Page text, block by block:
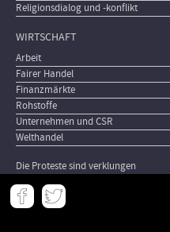
Religionsdialog und -konflikt
WIRTSCHAFT
Arbeit
Fairer Handel
Finanzmärkte
Rohstoffe
Unternehmen und CSR
Welthandel
Die Proteste sind verklungen
Meta
-